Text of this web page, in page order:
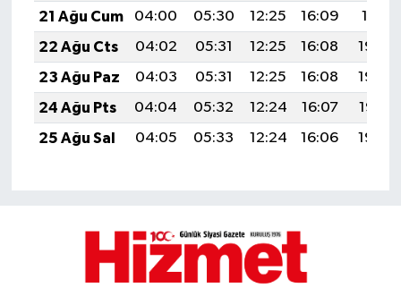
21 Ağu Cum
04:00 05:30 12:25 16:09
19:11
22 Ağu Cts
04:02 05:31 12:25 16:08
19:09
23 Ağu Paz
04:03 05:31 12:25 16:08
19:08
24 Ağu Pts
04:04 05:32 12:24 16:07
19:07
25 Ağu Sal
04:05 05:33 12:24 16:06 19:05